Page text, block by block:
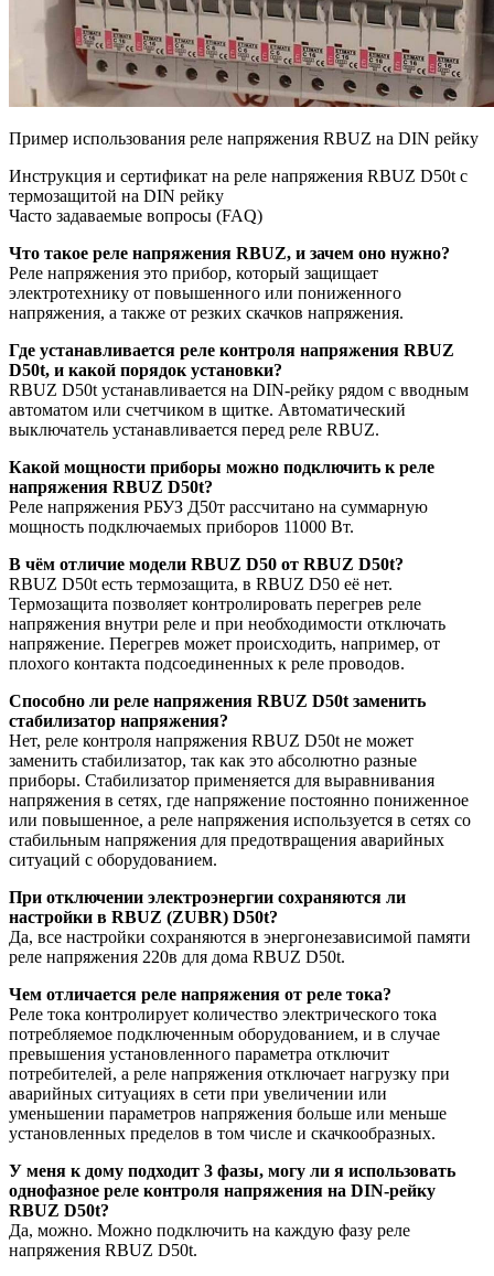
Пример использования реле напряжения RBUZ на DIN рейку
Инструкция и сертификат на реле напряжения RBUZ D50t с
термозащитой на DIN рейку
Часто задаваемые вопросы (FAQ)
Что такое реле напряжения RBUZ, и зачем оно нужно?
Реле напряжения это прибор, который защищает
электротехнику от повышенного или пониженного
напряжения, а также от резких скачков напряжения.
Где устанавливается реле контроля напряжения RBUZ
D50t, и какой порядок установки?
RBUZ D50t устанавливается на DIN-рейку рядом с вводным
автоматом или счетчиком в щитке. Автоматический
выключатель устанавливается перед реле RBUZ.
Какой мощности приборы можно подключить к реле
напряжения RBUZ D50t?
Реле напряжения РБУЗ Д50т рассчитано на суммарную
мощность подключаемых приборов 11000 Вт.
В чём отличие модели RBUZ D50 от RBUZ D50t?
RBUZ D50t есть термозащита, в RBUZ D50 её нет.
Термозащита позволяет контролировать перегрев реле
напряжения внутри реле и при необходимости отключать
напряжение. Перегрев может происходить, например, от
плохого контакта подсоединенных к реле проводов.
Способно ли реле напряжения RBUZ D50t заменить
стабилизатор напряжения?
Нет, реле контроля напряжения RBUZ D50t не может
заменить стабилизатор, так как это абсолютно разные
приборы. Стабилизатор применяется для выравнивания
напряжения в сетях, где напряжение постоянно пониженное
или повышенное, а реле напряжения используется в сетях со
стабильным напряжения для предотвращения аварийных
ситуаций с оборудованием.
При отключении электроэнергии сохраняются ли
настройки в RBUZ (ZUBR) D50t?
Да, все настройки сохраняются в энергонезависимой памяти
реле напряжения 220в для дома RBUZ D50t.
Чем отличается реле напряжения от реле тока?
Реле тока контролирует количество электрического тока
потребляемое подключенным оборудованием, и в случае
превышения установленного параметра отключит
потребителей, а реле напряжения отключает нагрузку при
аварийных ситуациях в сети при увеличении или
уменьшении параметров напряжения больше или меньше
установленных пределов в том числе и скачкообразных.
У меня к дому подходит 3 фазы, могу ли я использовать
однофазное реле контроля напряжения на DIN-рейку
RBUZ D50t?
Да, можно. Можно подключить на каждую фазу реле
напряжения RBUZ D50t.